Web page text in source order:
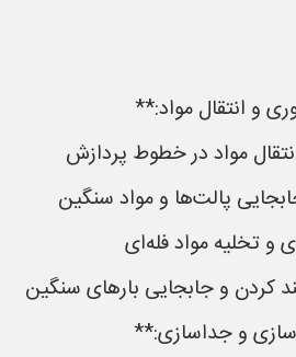
و انتقال مواد:**
مواد در خطوط پردازش
پالت‌ها و مواد سنگین
و تخلیه مواد فله‌ای
کردن و جابجایی بارهای سنگین
و جداسازی:**